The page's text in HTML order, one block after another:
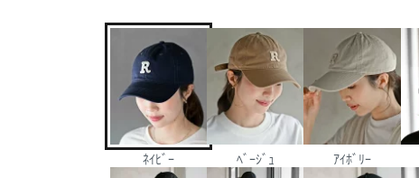
ﾈｲﾋﾞｰ ﾍﾞｰｼﾞｭ ｱｲﾎﾞﾘｰ